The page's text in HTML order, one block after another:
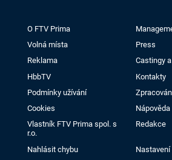
O FTV Prima
Volná místa
Press
Reklama
Castingy
HbbTV
Kontakty
Podmínky užívání
Cookies
Nápověda
Vlastník FTV Prima spol. s
r.o.
Redakce
Nahlásit chybu